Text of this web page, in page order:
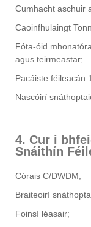
Cumhacht aschuir
Caoinfhulaingt
Fóta-óid
agus teirmeastar;
Pacáiste féileacán
Nascóirí
4. Cur i
Snáithín
Córais C/DWDM;
Braiteoirí
Foinsí léasair;